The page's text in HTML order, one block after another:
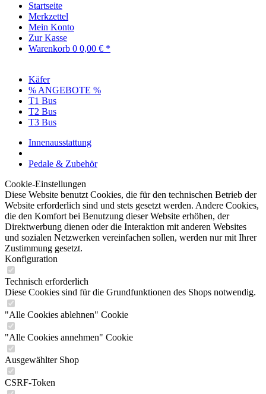
Startseite
Merkzettel
Mein Konto
Zur Kasse
Warenkorb 0 0,00 € *
Käfer
% ANGEBOTE %
T1 Bus
T2 Bus
T3 Bus
Innenausstattung
Pedale & Zubehör
Cookie-Einstellungen
Diese Website benutzt Cookies, die für den technischen Betrieb der
Website erforderlich sind und stets gesetzt werden. Andere Cookies,
die den Komfort bei Benutzung dieser Website erhöhen, der
Direktwerbung dienen oder die Interaktion mit anderen Websites
und sozialen Netzwerken vereinfachen sollen, werden nur mit Ihrer
Zustimmung gesetzt.
Konfiguration
Technisch erforderlich
Diese Cookies sind für die Grundfunktionen des Shops notwendig.
"Alle Cookies ablehnen" Cookie
"Alle Cookies annehmen" Cookie
Ausgewählter Shop
CSRF-Token